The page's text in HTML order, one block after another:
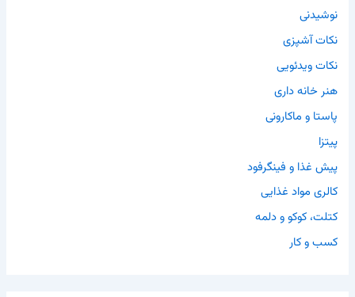
نوشیدنی
نکات آشپزی
نکات ویدئویی
هنر خانه داری
پاستا و ماکارونی
پیتزا
پیش غذا و فینگرفود
کالری مواد غذایی
کتلت، کوکو و دلمه
کسب و کار